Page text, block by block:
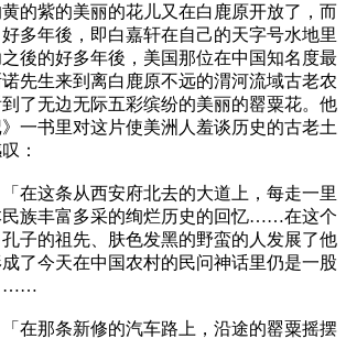
的紫的美丽的花儿又在白鹿原开放了，而
多年後，即白嘉轩在自己的天字号水地里
後的好多年後，美国那位在中国知名度最
先生来到离白鹿原不远的渭河流域古老农
了无边无际五彩缤纷的美丽的罂粟花。他
一书里对这片使美洲人羞谈历史的古老土
：
安府北去的大道上，每走一里
民族丰富多采的绚烂历史的回忆……在这个
子的祖先、肤色发黑的野蛮的人发展了他
了今天在中国农村的民问神话里仍是一股
……
的汽车路上，沿途的罂粟摇摆